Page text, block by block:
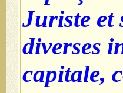
Juriste et
diverses
capitale,